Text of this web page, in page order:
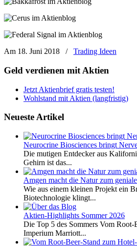
Am 18. Juni 2018 / Trading Ideen
Geld verdienen mit Aktien
Jetzt Aktienbrief gratis testen!
Wohlstand mit Aktien (langfristig)
Neueste Artikel
Neurocrine Biosciences bringt
Die mutigen Entdecker aus
Gehirn ist das...
Amgen macht die Natur zum
Wie aus einem kleinen Projekt ein
Biotechnologie klingt...
Aktien-Highlights Sommer 2026
Die Top 5 des Sommers Vom
Imperium Marriott...